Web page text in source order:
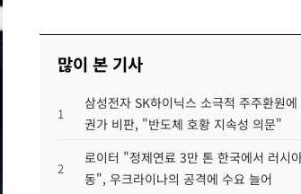
많이 본 기사
1
삼성전자 SK하이닉스 소극적 주주환원에
권가 비판, "반도체 호황 지속성 의문"
2
로이터 "정제연료 3만 톤 한국에서 러시
동", 우크라이나의 공격에 수요 늘어